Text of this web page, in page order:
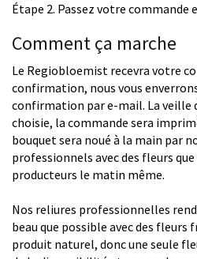
Étape 2. Passez votre commande
Comment ça marche
Le Regiobloemist recevra votre
confirmation, nous vous
confirmation par e-mail. La veille
choisie, la commande sera
bouquet sera noué à la main par
professionnels avec des fleurs
producteurs le matin même.
Nos reliures professionnelles
beau que possible avec des fleurs
produit naturel, donc une seule